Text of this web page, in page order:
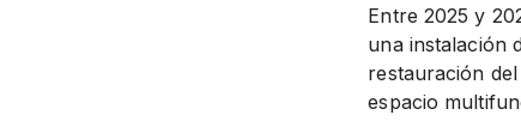
Entre 2025 y
una instalación
restauración
espacio